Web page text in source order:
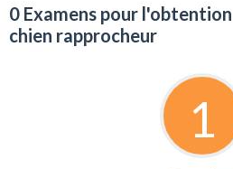
0 Examens pour
chien rapprocheur
1